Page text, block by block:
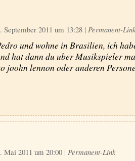
2011 um 13:28 | Permanent-
und wohne in Brasilien, ich
hat dann du uber Musikspieler
joohn lennon oder anderen
Mai 2011 um 20:00 | Permanent-Link